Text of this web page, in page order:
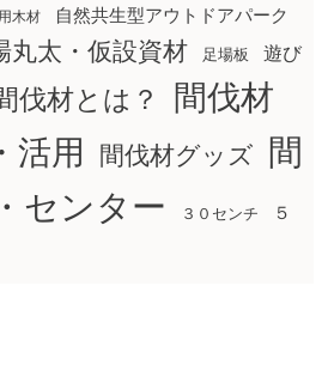
木材 自然共生型アウトドアパーク
丸太・仮設資材 足場板 遊び
伐材とは？
間伐材
活用
間伐材グッズ
間
センター
３０センチ
５